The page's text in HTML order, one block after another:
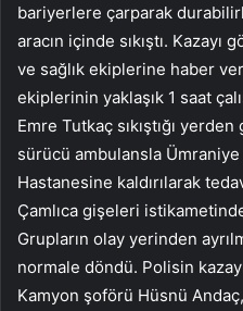
bariyerlere çarparak
aracın içinde sıkıştı.
ve sağlık ekiplerine haber
ekiplerinin yaklaşık 1 saat
Emre Tutkaç sıkıştığı yerden
sürücü ambulansla
Hastanesine kaldırılarak
Çamlıca gişeleri
Grupların olay yerinden
normale döndü. Polisin
Kamyon şoförü Hüsnü